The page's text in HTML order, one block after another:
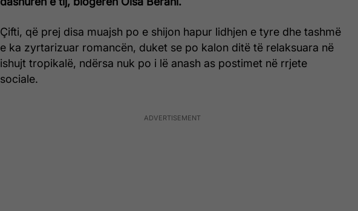
Çifti, që prej disa muajsh po e shijon hapur lidhjen e tyre dhe tashmë
e ka zyrtarizuar romancën, duket se po kalon ditë të relaksuara në
ishujt tropikalë, ndërsa nuk po i lë anash as postimet në rrjete
sociale.